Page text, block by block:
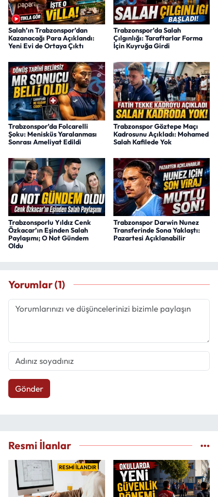
Salah’ın Trabzonspor’dan
Kazanacağı Para Açıklandı:
Yeni Evi de Ortaya Çıktı
Trabzonspor’da Salah
Çılgınlığı: Taraftarlar Forma
İçin Kuyruğa Girdi
Trabzonspor’da Folcarelli
Şoku: Menisküs Yaralanması
Sonrası Ameliyat Edildi
Trabzonspor Göztepe Maçı
Kadrosunu Açıkladı: Mohamed
Salah Kafilede Yok
Trabzonsporlu Yıldız Cenk
Özkacar’ın Eşinden Salah
Paylaşımı; O Not Gündem
Oldu
Trabzonspor Darwin Nunez
Transferinde Sona Yaklaştı:
Pazartesi Açıklanabilir
Yorumlar (1)
Gönder
Resmi İlanlar
RESMİ İLANDIR